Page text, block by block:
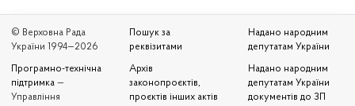
© Верховна Рада
України 1994—2026
Програмно-технічна
підтримка —
Управління
Пошук за
реквізитами
Архів
законопроєктів,
проєктів інших актів
Надано народним
депутатам України
Надано народним
депутатам України
документів до ЗП